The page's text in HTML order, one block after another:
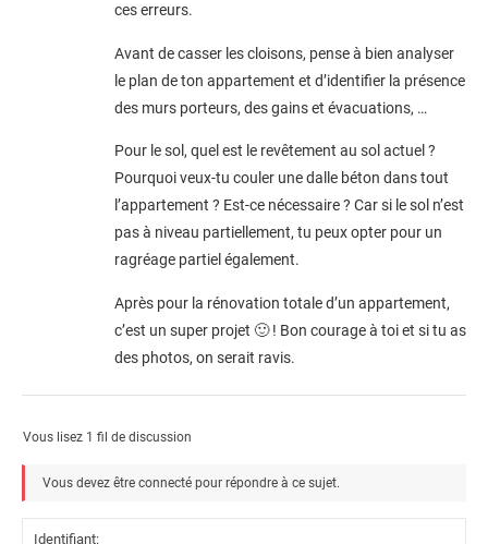
ces erreurs.
Avant de casser les cloisons, pense à bien analyser
le plan de ton appartement et d’identifier la présence
des murs porteurs, des gains et évacuations, …
Pour le sol, quel est le revêtement au sol actuel ?
Pourquoi veux-tu couler une dalle béton dans tout
l’appartement ? Est-ce nécessaire ? Car si le sol n’est
pas à niveau partiellement, tu peux opter pour un
ragréage partiel également.
Après pour la rénovation totale d’un appartement,
c’est un super projet 🙂 ! Bon courage à toi et si tu as
des photos, on serait ravis.
Vous lisez 1 fil de discussion
Vous devez être connecté pour répondre à ce sujet.
Identifiant: